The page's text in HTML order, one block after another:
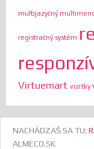
multijazyčný
registračný systém
Virtuemart vizitky
NACHÁDZAŠ SA TU:
ALMECO.SK